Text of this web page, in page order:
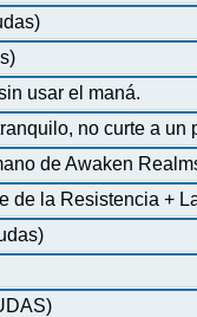
usar el maná.
no curte a un
de Awaken
de la Resistencia +